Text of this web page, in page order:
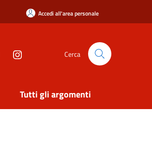
Accedi all'area personale
Cerca
Tutti gli argomenti